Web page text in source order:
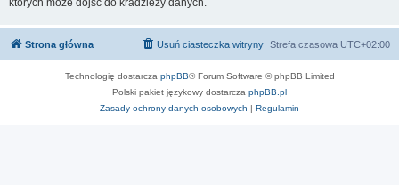
których może dojść do kradzieży danych.
Strona główna Strefa czasowa UTC+02:00
Usuń ciasteczka witryny
Technologię dostarcza phpBB® Forum Software © phpBB Limited
Polski pakiet językowy dostarcza phpBB.pl
Zasady ochrony danych osobowych | Regulamin